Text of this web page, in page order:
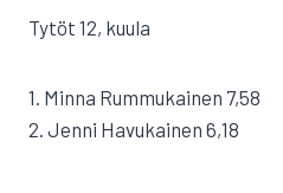
Tytöt 12, kuula
1. Minna Rummukainen 7,58
2. Jenni Havukainen 6,18